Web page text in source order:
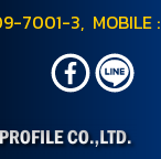
7001-3, MOBILE